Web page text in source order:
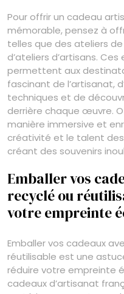
Pour offrir un cadeau
mémorable, pensez à
telles que des ateliers
d’ateliers d’artisans.
permettent aux
fascinant de l’artisanat,
techniques et de
derrière chaque œuvre.
manière immersive et
créativité et le talent
créant des souvenirs
Emballer vos
recyclé ou
votre empreinte
Emballer vos cadeaux
réutilisable est une
réduire votre empreinte
cadeaux d’artisanat